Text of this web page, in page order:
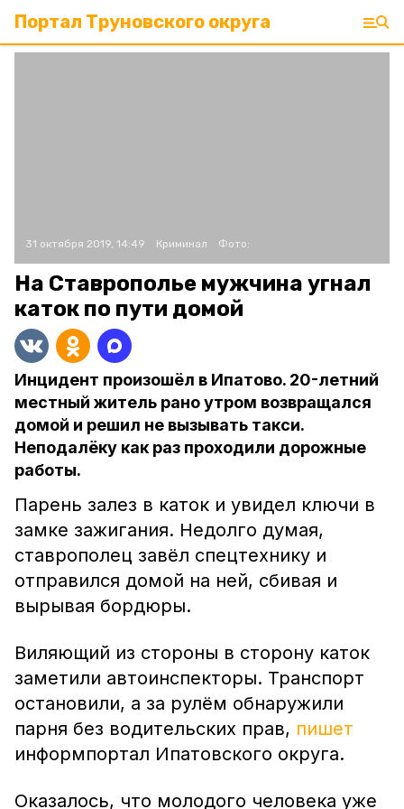
Портал Труновского округа
31 октября 2019, 14:49 Криминал Фото:
На Ставрополье мужчина угнал
каток по пути домой
Инцидент произошёл в Ипатово. 20-летний
местный житель рано утром возвращался
домой и решил не вызывать такси.
Неподалёку как раз проходили дорожные
работы.
Парень залез в каток и увидел ключи в
замке зажигания. Недолго думая,
ставрополец завёл спецтехнику и
отправился домой на ней, сбивая и
вырывая бордюры.
Виляющий из стороны в сторону каток
заметили автоинспекторы. Транспорт
остановили, а за рулём обнаружили
парня без водительских прав, пишет
информпортал Ипатовского округа.
Оказалось, что молодого человека уже